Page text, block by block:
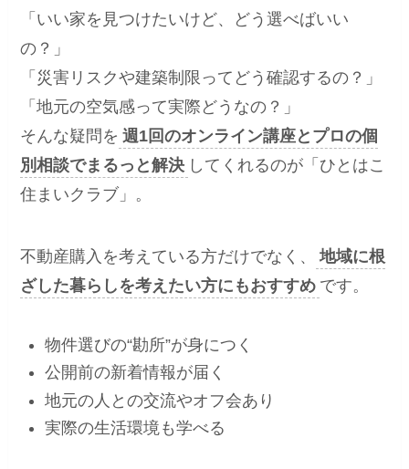
「いい家を見つけたいけど、どう選べばいい
の？」
「災害リスクや建築制限ってどう確認するの？」
「地元の空気感って実際どうなの？」
そんな疑問を 週1回のオンライン講座とプロの個
別相談でまるっと解決 してくれるのが「ひとはこ
住まいクラブ」。
不動産購入を考えている方だけでなく、
地域に根
ざした暮らしを考えたい方にもおすすめ です。
物件選びの“勘所”が身につく
公開前の新着情報が届く
地元の人との交流やオフ会あり
実際の生活環境も学べる